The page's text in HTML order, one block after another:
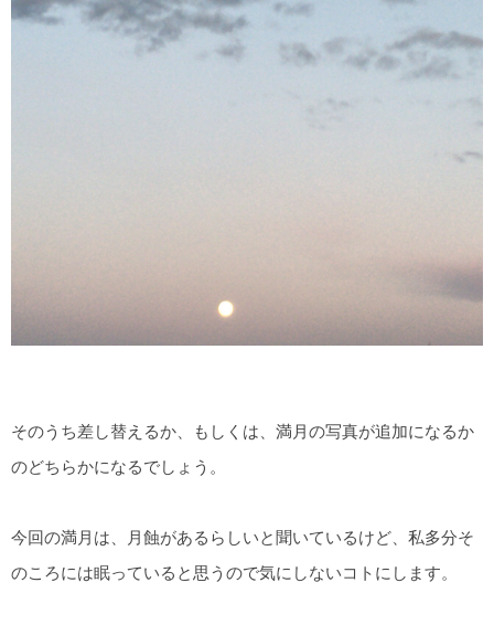
そのうち差し替えるか、もしくは、満月の写真が追加になるか
のどちらかになるでしょう。
今回の満月は、月蝕があるらしいと聞いているけど、私多分そ
のころには眠っていると思うので気にしないコトにします。